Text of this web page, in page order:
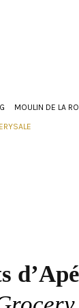
SALE
MOULIN DE LA